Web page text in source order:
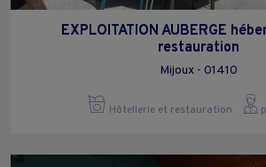
EXPLOITATION AUBERGE
restauration
Mijoux - 01410
Hôtellerie et restauration